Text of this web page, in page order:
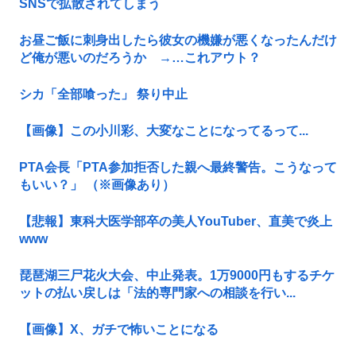
SNSで拡散されてしまう
お昼ご飯に刺身出したら彼女の機嫌が悪くなったんだけ
ど俺が悪いのだろうか →…これアウト？
シカ「全部喰った」 祭り中止
【画像】この小川彩、大変なことになってるって...
PTA会長「PTA参加拒否した親へ最終警告。こうなって
もいい？」 （※画像あり）
【悲報】東科大医学部卒の美人YouTuber、直美で炎上
www
琵琶湖三尸花火大会、中止発表。1万9000円もするチケ
ットの払い戻しは「法的専門家への相談を行い...
【画像】X、ガチで怖いことになる